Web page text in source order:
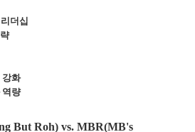
더십
강화
역량
But Roh) vs. MBR(MB's